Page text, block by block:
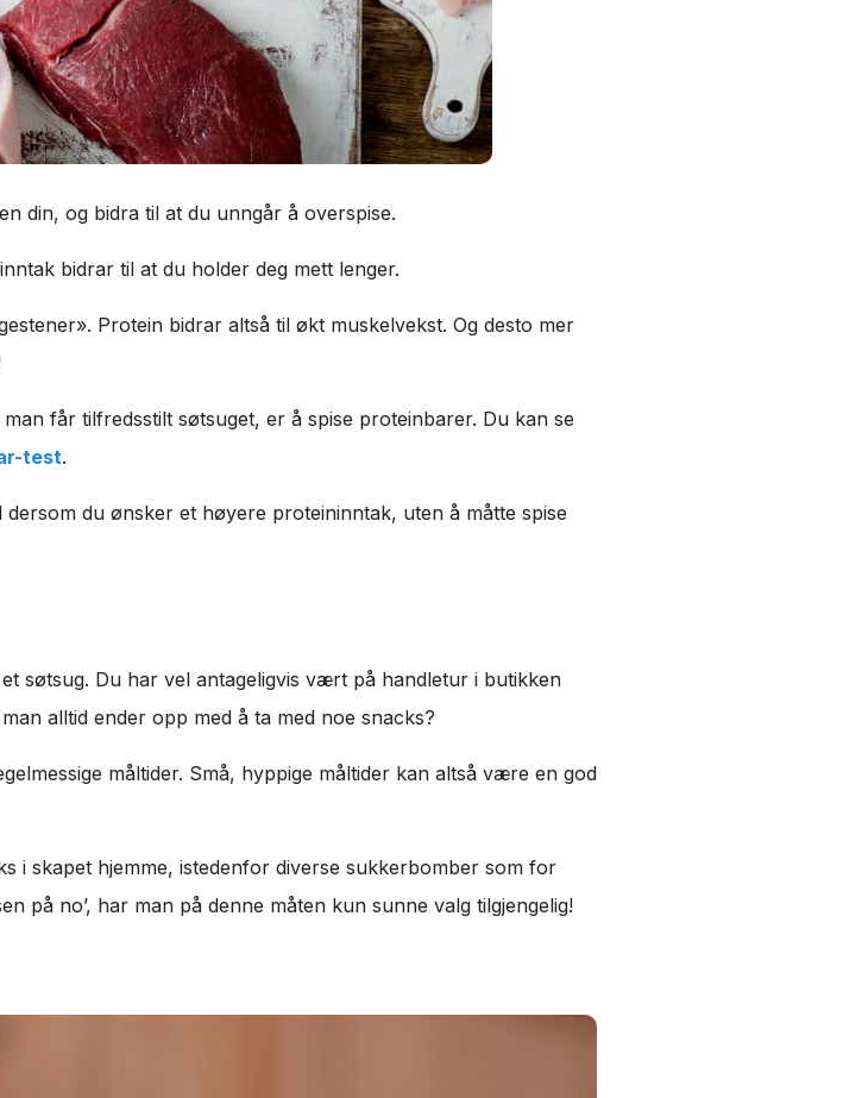
din, og bidra til at du unngår å overspise.
bidrar til at du holder deg mett lenger.
Protein bidrar altså til økt muskelvekst. Og desto mer
får tilfredsstilt søtsuget, er å spise proteinbarer. Du kan se
test.
dersom du ønsker et høyere proteininntak, uten å måtte spise
søtsug. Du har vel antageligvis vært på handletur i butikken
alltid ender opp med å ta med noe snacks?
måltider. Små, hyppige måltider kan altså være en god
i skapet hjemme, istedenfor diverse sukkerbomber som for
på no’, har man på denne måten kun sunne valg tilgjengelig!